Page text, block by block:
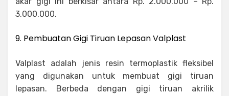
3.000.000.
9. Pembuatan Gigi Tiruan Lepasan Valplast
Valplast adalah jenis resin termoplastik fleksibel
yang digunakan untuk membuat gigi tiruan
lepasan. Berbeda dengan gigi tiruan akrilik